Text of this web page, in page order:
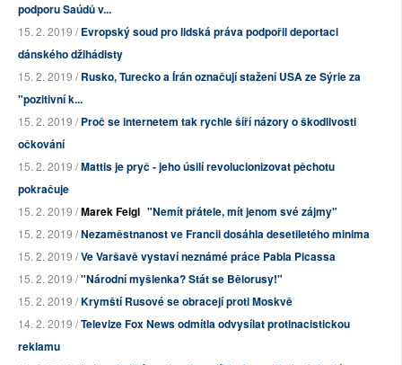
podporu Saúdů v...
15. 2. 2019 /Evropský soud pro lidská práva podpořil deportaci
dánského džihádisty
15. 2. 2019 /Rusko, Turecko a Írán označují stažení USA ze Sýrie za
"pozitivní k...
15. 2. 2019 /Proč se internetem tak rychle šíří názory o škodlivosti
očkování
15. 2. 2019 /Mattis je pryč - jeho úsilí revolucionizovat pěchotu
pokračuje
15. 2. 2019 /Marek Feigl "Nemít přátele, mít jenom své zájmy"
15. 2. 2019 /Nezaměstnanost ve Francii dosáhla desetiletého minima
15. 2. 2019 /Ve Varšavě vystaví neznámé práce Pabla Picassa
15. 2. 2019 /"Národní myšlenka? Stát se Bělorusy!"
15. 2. 2019 /Krymští Rusové se obracejí proti Moskvě
14. 2. 2019 /Televize Fox News odmítla odvysílat protinacistickou
reklamu